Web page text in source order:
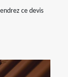
ce devis